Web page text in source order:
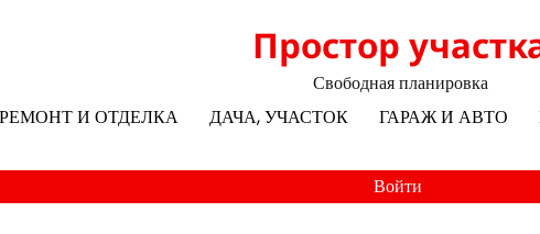
Простор
Свободная планировка
РЕМОНТ И ОТДЕЛКА ДАЧА, УЧАСТОК ГАРАЖ И АВТО
Войти